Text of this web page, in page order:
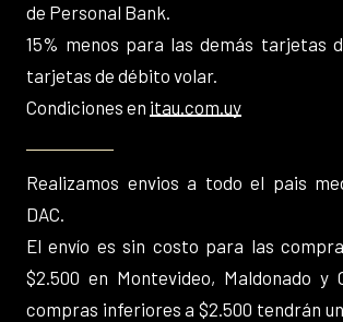
de Personal Bank.
15% menos para las demás tarjetas
tarjetas de débito volar.
Condiciones en itau.com.uy
Realizamos envios a todo el pais
DAC.
El envío es sin costo para las
$2.500 en Montevideo, Maldonado y
compras inferiores a $2.500 tendrán